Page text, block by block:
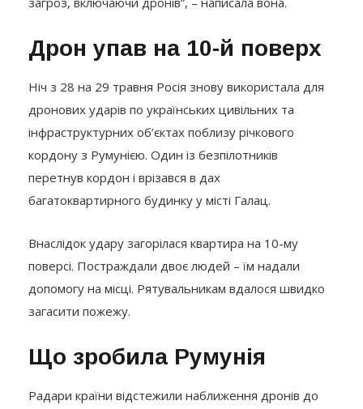
Дрон упав на 10-й поверх
Ніч з 28 на 29 травня Росія знову використала для
дронових ударів по українських цивільних та
інфраструктурних об’єктах поблизу річкового
кордону з Румунією. Один із безпілотників
перетнув кордон і врізався в дах
багатоквартирного будинку у місті Галац.
Внаслідок удару загорілася квартира на 10-му
поверсі. Постраждали двоє людей – їм надали
допомогу на місці. Рятувальникам вдалося швидко
загасити пожежу.
Що зробила Румунія
Радари країни відстежили наближення дронів до